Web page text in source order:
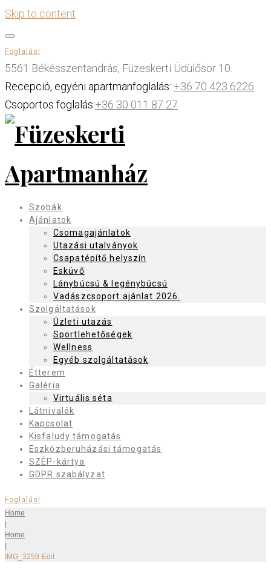
Skip to content
Foglalás!
5561 Békésszentandrás, Füzeskerti Üdülősor 10.
Recepció, egyéni apartmanfoglalás: +36 70 423 6226
Csoportos foglalás:+36 30 011 87 27
Szobák
Ajánlatok
Csomagajánlatok
Utazási utalványok
Csapatépítő helyszín
Esküvő
Lánybúcsú & legénybúcsú
Vadászcsoport ajánlat 2026.
Szolgáltatások
Üzleti utazás
Sportlehetőségek
Wellness
Egyéb szolgáltatások
Étterem
Galéria
Virtuális séta
Látnivalók
Kapcsolat
Kisfaludy támogatás
Eszközberuházási támogatás
SZÉP-kártya
GDPR szabályzat
Foglalás!
Home
Home
IMG_3259-Edit